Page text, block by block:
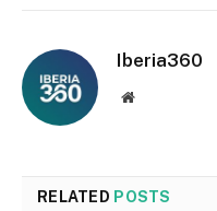
Iberia360
Website
RELATED POSTS